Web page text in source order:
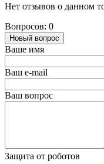
Нет отзывов о данном
Вопросов: 0
Новый вопрос
Ваше имя
Ваш e-mail
Ваш вопрос
Защита от роботов